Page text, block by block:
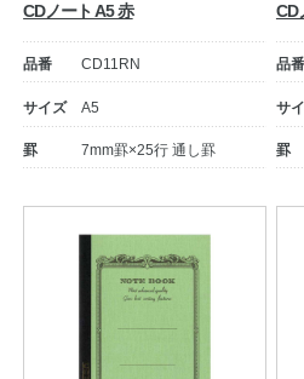
CDノート A5 赤
品番 CD11RN
サイズ A5
罫 7mm罫×25行 通し罫
CD
品番
サ
罫